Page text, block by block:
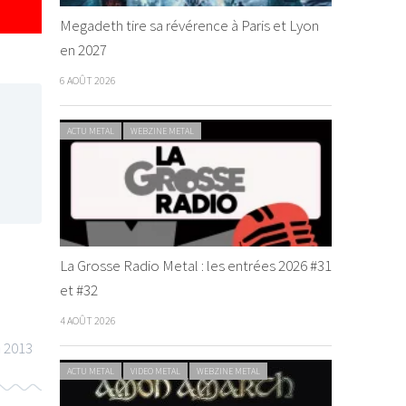
2013
Megadeth tire sa révérence à Paris et Lyon
en 2027
6 AOÛT 2026
ACTU METAL WEBZINE METAL
La Grosse Radio Metal : les entrées 2026 #31
et #32
4 AOÛT 2026
ACTU METAL VIDEO METAL WEBZINE METAL